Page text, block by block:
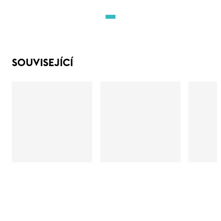
SOUVISEJÍCÍ